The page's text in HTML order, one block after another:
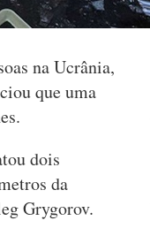
na Ucrânia,
que uma
dois
da
Grygorov.